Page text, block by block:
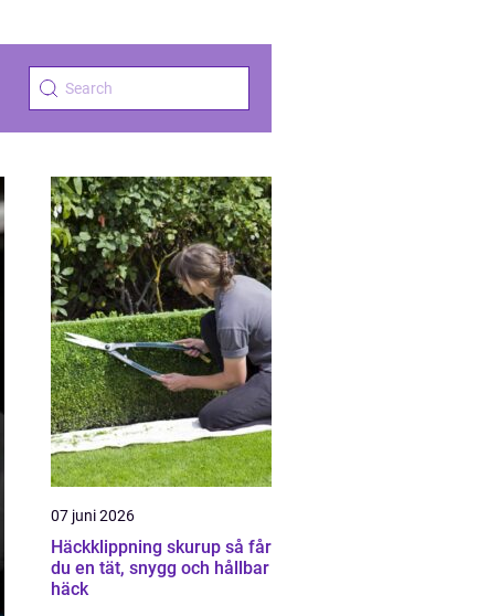
07 juni 2026
Häckklippning skurup så får
du en tät, snygg och hållbar
häck